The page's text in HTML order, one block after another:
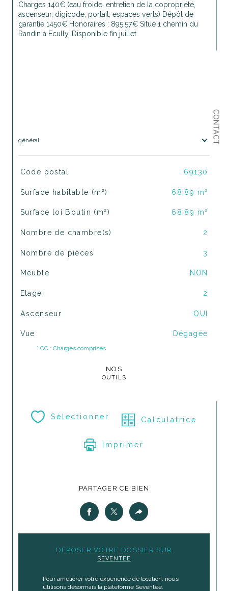
CONTACT
Charges 140€ (eau froide, entretien de la copropriété,
ascenseur, digicode, portail, espaces verts) Dépôt de
garantie 1450€ Honoraires : 895.57€ Situé 1 chemin du
Randin à Ecully. Disponible fin juillet.
général
TRAD_SIROCCO_Caracteristique
Code postal 69130
Surface habitable (m²) 68,89 m²
Surface loi Boutin (m²) 68,89 m²
Nombre de chambre(s) 2
Nombre de pièces 3
Meublé NON
Etage 2
Ascenseur OUI
Vue Dégagée
* CC : Charges comprises
NOS
OUTILS
Sélectionner Calculatrice
Imprimer
PARTAGER CE BIEN
DÉPOSER VOTRE DOSSIER SUR
SEVENTEE
Pour améliorer votre expérience de location, nous
utilisons désormais la plateforme Seventee.